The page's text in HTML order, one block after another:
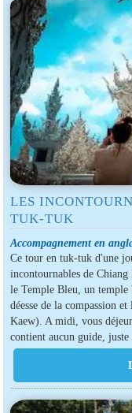
LES
TUK-TUK
Accompagnement en
Ce tour en tuk-tuk d'une
incontournables de
le Temple Bleu, un temple
déesse de la compassion
Kaew). A midi, vous
contient aucun guide,